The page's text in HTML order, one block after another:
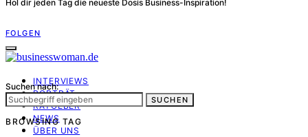
Hol dir jeden Tag die neueste Dosis Business-Inspiration!
FOLGEN
INTERVIEWS
PORTRÄT
RATGEBER
NEWS
ÜBER UNS
Suchen nach:
SUCHEN
BROWSING TAG